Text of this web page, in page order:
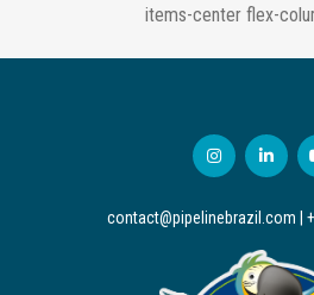
items-center flex-
contact@pipelinebrazil.com |